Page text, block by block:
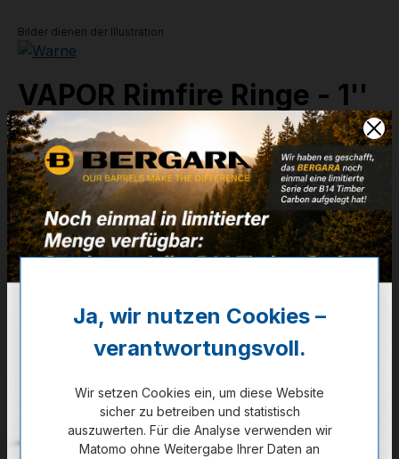
Bilder dienen der Illustration
VAPOR Rimfire Ringe - 1''
High - 15,6 mm (V422M)
Artikelnummer:32-01002
Weitere Informationen
✔empfohlen für Objektivdurchmesser bis 52 mm
35,00 €
✔ Auf Lager
Noch kein Kunde?Registrieren Sie sich jetzt.
Ja, wir nutzen Cookies –
verantwortungsvoll.
Wir setzen Cookies ein, um diese Website
sicher zu betreiben und statistisch
auszuwerten. Für die Analyse verwenden wir
Matomo ohne Weitergabe Ihrer Daten an